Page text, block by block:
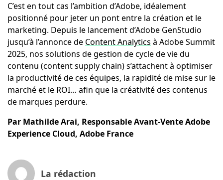
C’est en tout cas l’ambition d’Adobe, idéalement
positionné pour jeter un pont entre la création et le
marketing. Depuis le lancement d’Adobe GenStudio
jusqu’à l’annonce de Content Analytics à Adobe Summit
2025, nos solutions de gestion de cycle de vie du
contenu (content supply chain) s’attachent à optimiser
la productivité de ces équipes, la rapidité de mise sur le
marché et le ROI… afin que la créativité des contenus
de marques perdure.
Par Mathilde Arai, Responsable Avant-Vente Adobe
Experience Cloud, Adobe France
La rédaction